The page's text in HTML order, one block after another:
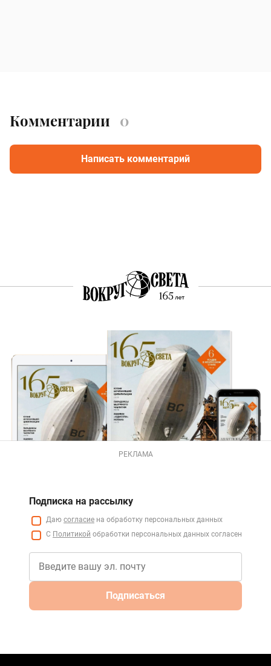
Комментарии 0
Написать комментарий
РЕКЛАМА
Подписка на рассылку
Даю согласие на обработку персональных данных
С Политикой обработки персональных данных согласен
Подписаться